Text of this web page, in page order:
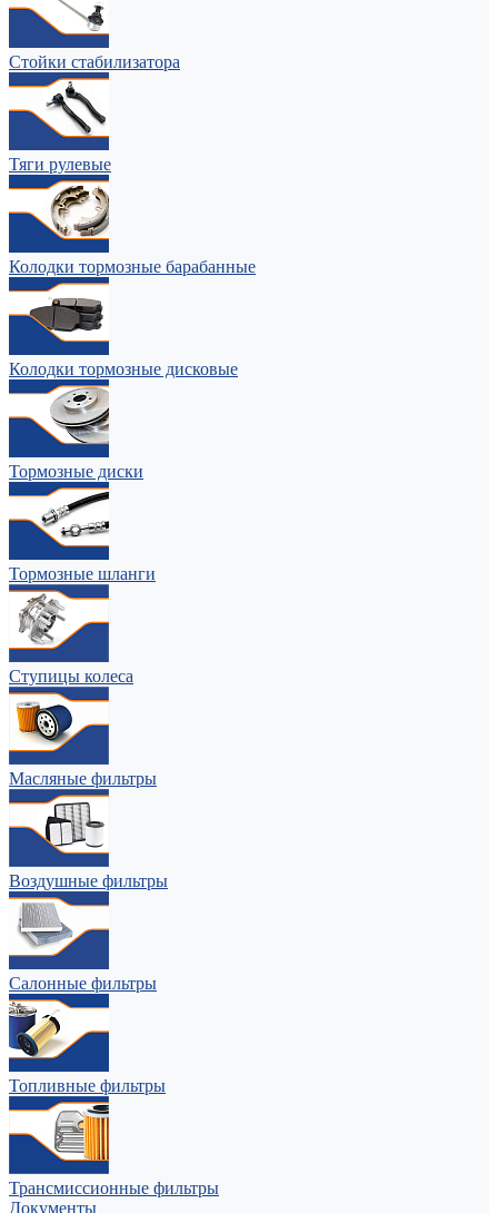
Стойки стабилизатора
Тяги рулевые
Колодки тормозные барабанные
Колодки тормозные дисковые
Тормозные диски
Тормозные шланги
Ступицы колеса
Масляные фильтры
Воздушные фильтры
Салонные фильтры
Топливные фильтры
Трансмиссионные фильтры
Документы